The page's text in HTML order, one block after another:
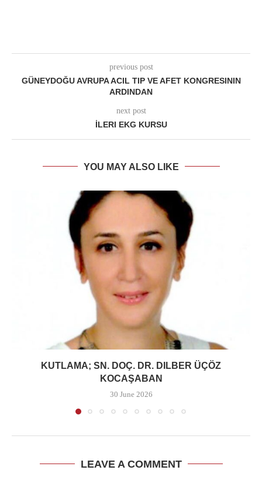
previous post
GÜNEYDOĞU AVRUPA ACIL TIP VE AFET KONGRESININ
ARDINDAN
next post
İLERI EKG KURSU
YOU MAY ALSO LIKE
KUTLAMA; SN. DOÇ. DR. DILBER ÜÇÖZ
KOCAŞABAN
30 June 2026
LEAVE A COMMENT